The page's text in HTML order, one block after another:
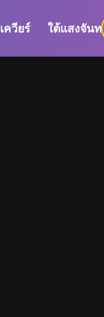
เควียร์ ใต้แสงจันทร์